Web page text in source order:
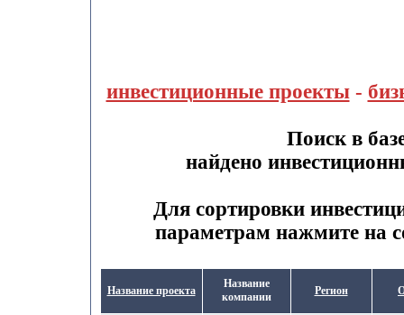
инвестиционные проекты-
Поиск в
найдено
Для сортировки
параметрам нажмите на
Название проекта
Название
компании
Регион